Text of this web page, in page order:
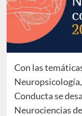
Con las
Conducta se
Neurociencias